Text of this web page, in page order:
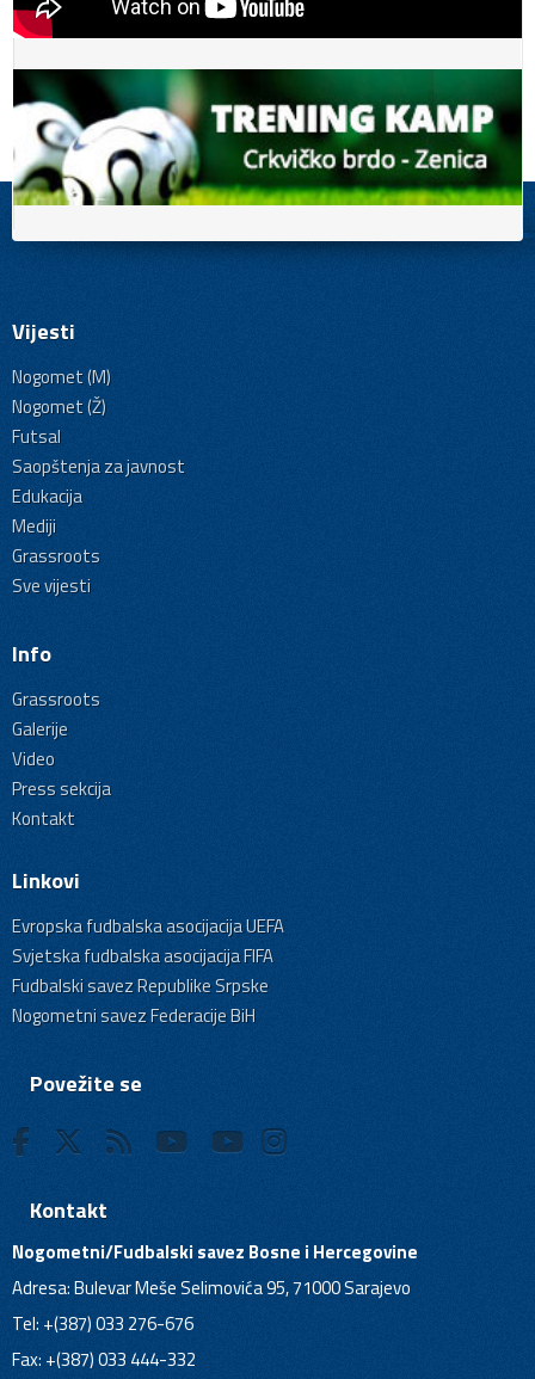
Vijesti
Nogomet (M)
Nogomet (Ž)
Futsal
Saopštenja za javnost
Edukacija
Mediji
Grassroots
Sve vijesti
Info
Grassroots
Galerije
Video
Press sekcija
Kontakt
Linkovi
Evropska fudbalska asocijacija UEFA
Svjetska fudbalska asocijacija FIFA
Fudbalski savez Republike Srpske
Nogometni savez Federacije BiH
Povežite se
Kontakt
Nogometni/Fudbalski savez Bosne i Hercegovine
Adresa: Bulevar Meše Selimovića 95, 71000 Sarajevo
Tel: +(387) 033 276-676
Fax: +(387) 033 444-332